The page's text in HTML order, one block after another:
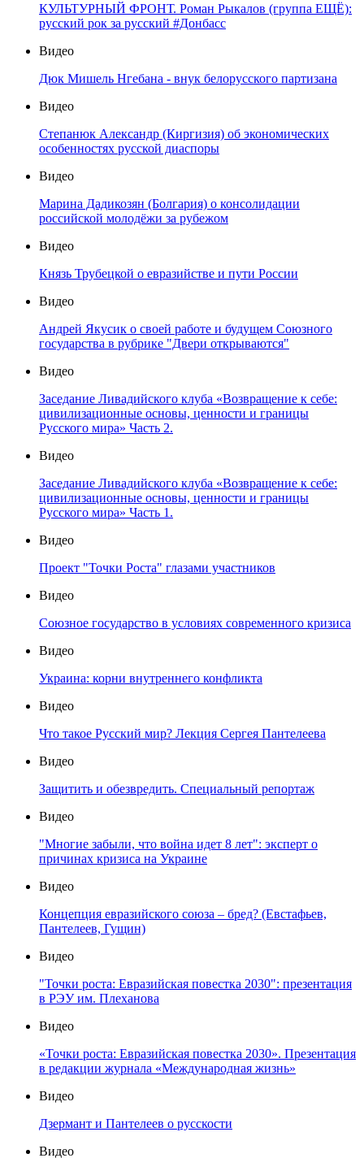
КУЛЬТУРНЫЙ ФРОНТ. Роман Рыкалов (группа ЕЩЁ):
русский рок за русский #Донбасс
Видео
Дюк Мишель Нгебана - внук белорусского партизана
Видео
Степанюк Александр (Киргизия) об экономических
особенностях русской диаспоры
Видео
Марина Дадикозян (Болгария) о консолидации
российской молодёжи за рубежом
Видео
Князь Трубецкой о евразийстве и пути России
Видео
Андрей Якусик о своей работе и будущем Союзного
государства в рубрике "Двери открываются"
Видео
Заседание Ливадийского клуба «Возвращение к себе:
цивилизационные основы, ценности и границы
Русского мира» Часть 2.
Видео
Заседание Ливадийского клуба «Возвращение к себе:
цивилизационные основы, ценности и границы
Русского мира» Часть 1.
Видео
Проект "Точки Роста" глазами участников
Видео
Союзное государство в условиях современного кризиса
Видео
Украина: корни внутреннего конфликта
Видео
Что такое Русский мир? Лекция Сергея Пантелеева
Видео
Защитить и обезвредить. Специальный репортаж
Видео
"Многие забыли, что война идет 8 лет": эксперт о
причинах кризиса на Украине
Видео
Концепция евразийского союза – бред? (Евстафьев,
Пантелеев, Гущин)
Видео
"Точки роста: Евразийская повестка 2030": презентация
в РЭУ им. Плеханова
Видео
«Точки роста: Евразийская повестка 2030». Презентация
в редакции журнала «Международная жизнь»
Видео
Дзермант и Пантелеев о русскости
Видео